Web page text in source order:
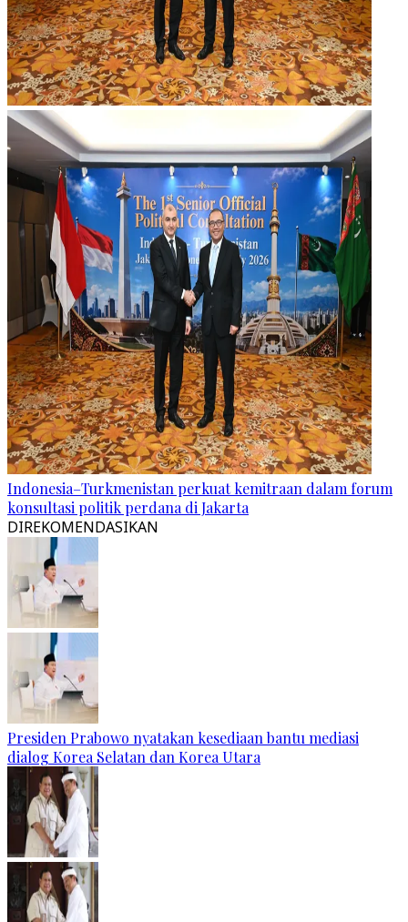
Indonesia–Turkmenistan perkuat kemitraan dalam forum
konsultasi politik perdana di Jakarta
DIREKOMENDASIKAN
Presiden Prabowo nyatakan kesediaan bantu mediasi
dialog Korea Selatan dan Korea Utara